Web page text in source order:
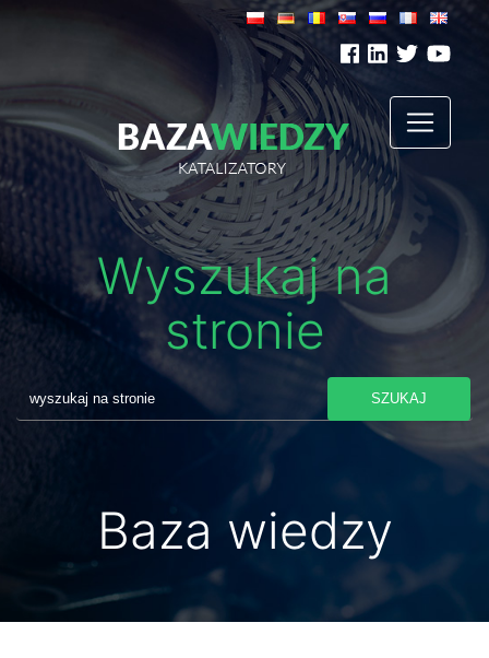
Wyszukaj na
stronie
SZUKAJ
Baza wiedzy